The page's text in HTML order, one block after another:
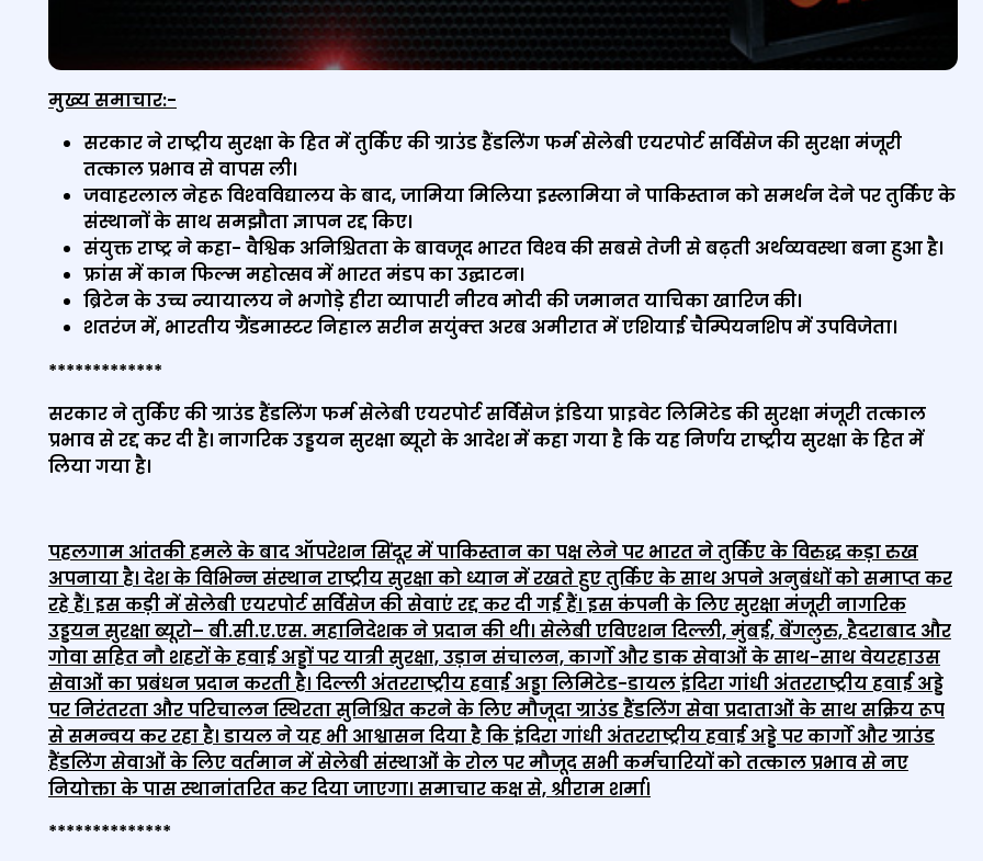
मुख्‍य समाचार:-
सरकार ने राष्ट्रीय सुरक्षा के हित में तुर्किए की ग्राउंड हैंडलिंग फर्म सेलेबी एयरपोर्ट सर्विसेज की सुरक्षा मंजूरी
तत्काल प्रभाव से वापस ली।
जवाहरलाल नेहरू विश्‍वविद्यालय के बाद, जामिया मिलिया इस्लामिया ने पाकिस्तान को समर्थन देने पर तुर्किए के
संस्थानों के साथ समझौता ज्ञापन रद्द किए।
संयुक्त राष्ट्र ने कहा- वैश्विक अनिश्चितता के बावजूद भारत विश्‍व की सबसे तेजी से बढ़ती अर्थव्यवस्था बना हुआ है।
फ्रांस में कान फिल्म महोत्सव में भारत मंडप का उद्घाटन।
ब्रिटेन के उच्च न्यायालय ने भगोड़े हीरा व्यापारी नीरव मोदी की जमानत याचिका खारिज की।
शतरंज में, भारतीय ग्रैंडमास्टर निहाल सरीन सयुंक्‍त अरब अमीरात में एशियाई चैम्पियनशिप में उपविजेता।
*************
सरकार ने तुर्किए की ग्राउंड हैंडलिंग फर्म सेलेबी एयरपोर्ट सर्विसेज इंडिया प्राइवेट लिमिटेड की सुरक्षा मंजूरी तत्काल
प्रभाव से रद्द कर दी है। नागरिक उड्डयन सुरक्षा ब्यूरो के आदेश में कहा गया है कि यह निर्णय राष्ट्रीय सुरक्षा के हित में
लिया गया है।
पहलगाम आंतकी हमले के बाद ऑपरेशन सिंदूर में पाकिस्तान का पक्ष लेने पर भारत ने तुर्किए के विरुद्ध कड़ा रुख
अपनाया है। देश के विभिन्न संस्थान राष्‍ट्रीय सुरक्षा को ध्यान में रखते हुए तुर्किए के साथ अपने अनुबंधों को समाप्त कर
रहे हैं। इस कड़ी में सेलेबी एयरपोर्ट सर्विसेज की सेवाएं रद्द कर दी गई हैं। इस कंपनी के लिए सुरक्षा मंजूरी नागरिक
उड्डयन सुरक्षा ब्यूरो– बी.सी.ए.एस. महानिदेशक ने प्रदान की थी। सेलेबी एविएशन दिल्ली, मुंबई, बेंगलुरु, हैदराबाद और
गोवा सहित नौ शहरों के हवाई अड्डों पर यात्री सुरक्षा, उड़ान संचालन, कार्गो और डाक सेवाओं के साथ-साथ वेयरहाउस
सेवाओं का प्रबंधन प्रदान करती है। दिल्ली अंतरराष्ट्रीय हवाई अड्डा लिमिटेड-डायल इंदिरा गांधी अंतरराष्ट्रीय हवाई अड्डे
पर निरंतरता और परिचालन स्थिरता सुनिश्चित करने के लिए मौजूदा ग्राउंड हैंडलिंग सेवा प्रदाताओं के साथ सक्रिय रूप
से समन्वय कर रहा है। डायल ने यह भी आश्वासन दिया है कि इंदिरा गांधी अंतरराष्ट्रीय हवाई अड्डे पर कार्गो और ग्राउंड
हैंडलिंग सेवाओं के लिए वर्तमान में सेलेबी संस्थाओं के रोल पर मौजूद सभी कर्मचारियों को तत्काल प्रभाव से नए
नियोक्ता के पास स्थानांतरित कर दिया जाएगा। समाचार कक्ष से, श्रीराम शर्मा।
**************